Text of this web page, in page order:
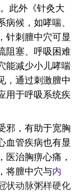
此外《针灸大
候，如哮喘、
针刺膻中穴可显
阻塞、呼吸困难
能减少小儿哮喘
，通过刺激膻中
用于呼吸系统疾
邪，有助于宽胸
血管疾病也有显
治胸痹心痛，
将膻中穴与内
状动脉粥样硬化